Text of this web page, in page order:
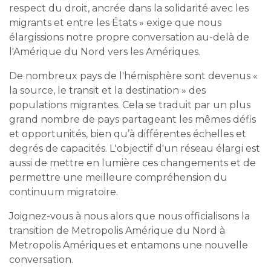
respect du droit, ancrée dans la solidarité avec les
migrants et entre les États » exige que nous
élargissions notre propre conversation au-delà de
l'Amérique du Nord vers les Amériques.
De nombreux pays de l'hémisphère sont devenus «
la source, le transit et la destination » des
populations migrantes. Cela se traduit par un plus
grand nombre de pays partageant les mêmes défis
et opportunités, bien qu’à différentes échelles et
degrés de capacités. L'objectif d'un réseau élargi est
aussi de mettre en lumière ces changements et de
permettre une meilleure compréhension du
continuum migratoire.
Joignez-vous à nous alors que nous officialisons la
transition de Metropolis Amérique du Nord à
Metropolis Amériques et entamons une nouvelle
conversation.